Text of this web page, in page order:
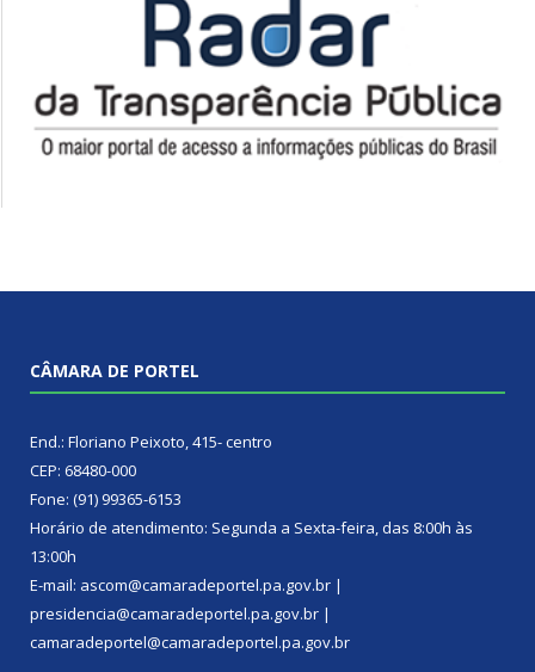
CÂMARA DE PORTEL
End.: Floriano Peixoto, 415- centro
CEP: 68480-000
Fone: (91) 99365-6153
Horário de atendimento: Segunda a Sexta-feira, das 8:00h às
13:00h
E-mail: ascom@camaradeportel.pa.gov.br |
presidencia@camaradeportel.pa.gov.br |
camaradeportel@camaradeportel.pa.gov.br